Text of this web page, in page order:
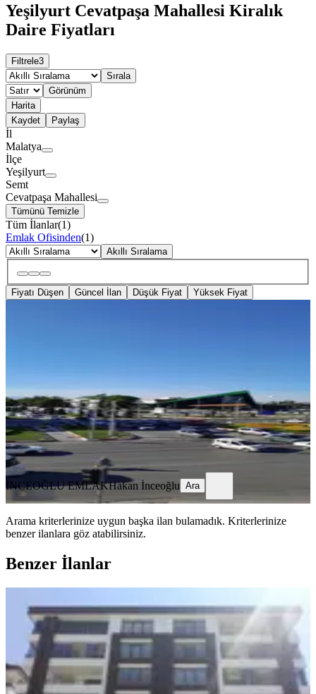
Yeşilyurt Cevatpaşa Mahallesi Kiralık
Daire Fiyatları
Filtrele3
Sırala
Görünüm
Harita
Kaydet
Paylaş
İl
Malatya
İlçe
Yeşilyurt
Semt
Cevatpaşa Mahallesi
Tümünü Temizle
Tüm İlanlar(1)
Emlak Ofisinden(1)
Akıllı Sıralama
Fiyatı Düşen Güncel İlan Düşük Fiyat Yüksek Fiyat
28.000 ₺30.000 ₺
İNCEOĞLU EMLAKHakan İnceoğlu
Ara
İNCEOĞLU EMLAKHakan İnceoğlu Ara
Arama kriterlerinize uygun başka ilan bulamadık. Kriterlerinize
benzer ilanlara göz atabilirsiniz.
Benzer İlanlar
Batur Gayrimenkul'den
Fahrikayahan'da Kiralık Daire
Yeşilyurt, Çilesiz Mahallesi
3+1 · 5. Kat·07.08.2026